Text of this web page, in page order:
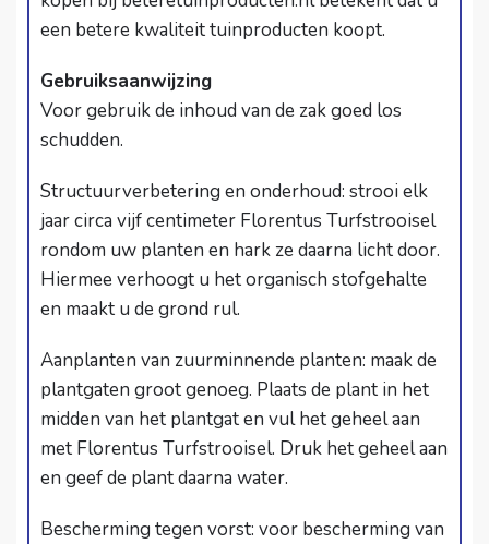
een betere kwaliteit tuinproducten koopt.
Gebruiksaanwijzing
Voor gebruik de inhoud van de zak goed los
schudden.
Structuurverbetering en onderhoud: strooi elk
jaar circa vijf centimeter Florentus Turfstrooisel
rondom uw planten en hark ze daarna licht door.
Hiermee verhoogt u het organisch stofgehalte
en maakt u de grond rul.
Aanplanten van zuurminnende planten: maak de
plantgaten groot genoeg. Plaats de plant in het
midden van het plantgat en vul het geheel aan
met Florentus Turfstrooisel. Druk het geheel aan
en geef de plant daarna water.
Bescherming tegen vorst: voor bescherming van